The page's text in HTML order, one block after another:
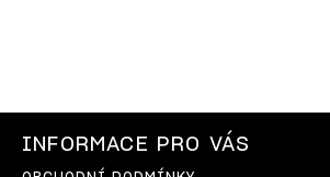
INFORMACE PRO VÁS